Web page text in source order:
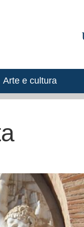
Arte e cultura